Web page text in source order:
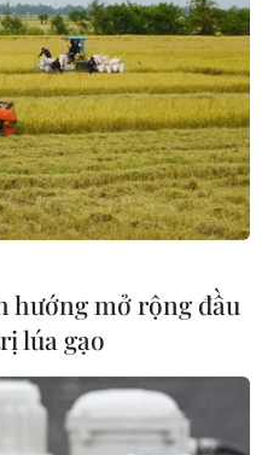
tiến
châu
hướng mở rộng đầu
lúa gạo